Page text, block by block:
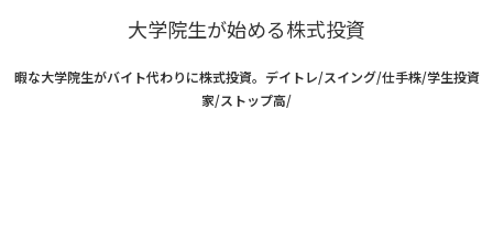
大学院生が始める株式投資
暇な大学院生がバイト代わりに株式投資。デイトレ/スイング/仕手株/学生投資
家/ストップ高/